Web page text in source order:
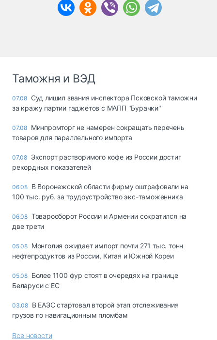
Таможня и ВЭД
07.08 Суд лишил звания инспектора Псковской таможни
за кражу партии гаджетов с МАПП "Бурачки"
07.08 Минпромторг не намерен сокращать перечень
товаров для параллельного импорта
07.08 Экспорт растворимого кофе из России достиг
рекордных показателей
06.08 В Воронежской области фирму оштрафовали на
100 тыс. руб. за трудоустройство экс-таможенника
06.08 Товарооборот России и Армении сократился на
две трети
05.08 Монголия ожидает импорт почти 271 тыс. тонн
нефтепродуктов из России, Китая и Южной Кореи
05.08 Более 1100 фур стоят в очередях на границе
Беларуси с ЕС
03.08 В ЕАЭС стартовал второй этап отслеживания
грузов по навигационным пломбам
Все новости